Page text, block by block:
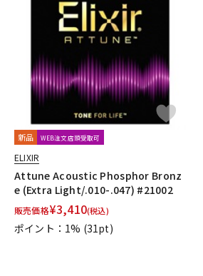
DJ機器
中古
新品 WEB注文店頭受取可
ELIXIR
Attune Acoustic Phosphor Bronz
e (Extra Light/.010-.047) #21002
販売価格¥3,410(税込)
ポイント：1% (31pt)